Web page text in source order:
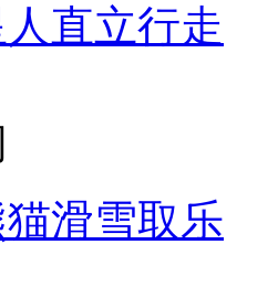
直立行走
滑雪取乐